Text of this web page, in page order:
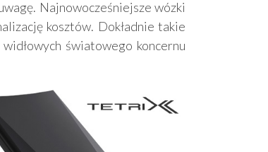
Najnowocześniejsze wózki
kosztów. Dokładnie takie
światowego koncernu